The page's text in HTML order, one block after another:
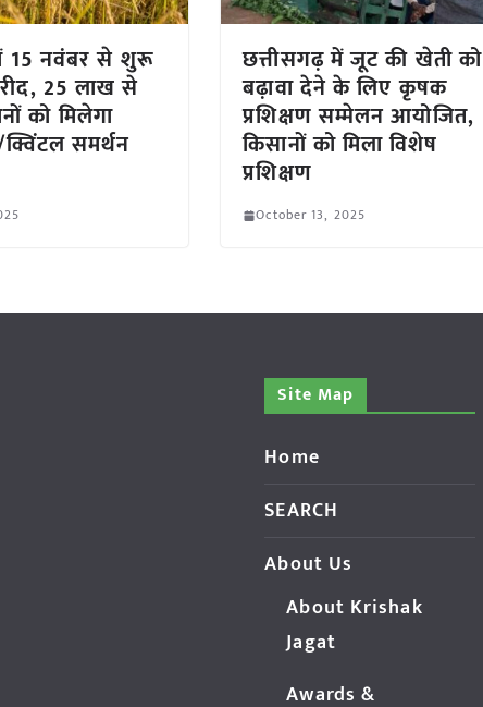
15 नवंबर से शुरू
25 लाख से
को मिलेगा
समर्थन
छत्तीसगढ़ में जूट की खेती को
बढ़ावा देने के लिए कृषक
प्रशिक्षण सम्मेलन आयोजित,
किसानों को मिला विशेष
प्रशिक्षण
October 13, 2025
Site Map
Home
SEARCH
About Us
About Krishak
Jagat
Awards &